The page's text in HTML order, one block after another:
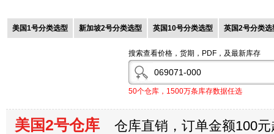
美国1号分类选型 新加坡2号分类选型 英国10号分类选型 英国2号分类选
搜索查看价格，货期，PDF，及最新库存
50个仓库，1500万条库存数据任选
美国2号仓库 仓库直销，订单金额100元